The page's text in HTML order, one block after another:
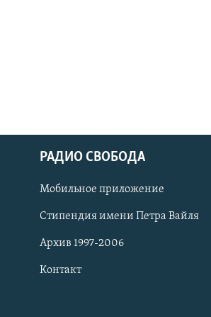
СОЦИАЛЬНЫЕ СЕТИ
РАДИО СВОБОДА
Мобильное приложение
Стипендия имени Петра Вайля
Архив 1997-2006
Контакт